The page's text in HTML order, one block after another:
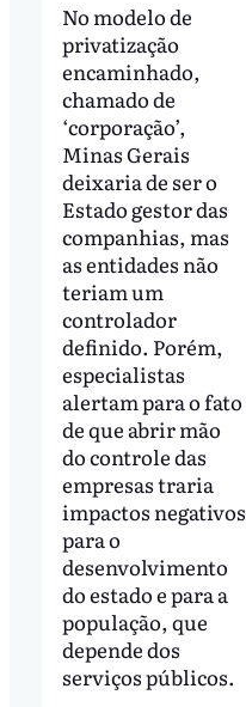
No modelo de
privatização
encaminhado,
chamado de
‘corporação’,
Minas Gerais
deixaria de ser o
Estado gestor das
companhias, mas
as entidades não
teriam um
controlador
definido. Porém,
especialistas
alertam para o fato
de que abrir mão
do controle das
empresas traria
impactos negativos
para o
desenvolvimento
do estado e para a
população, que
depende dos
serviços públicos.